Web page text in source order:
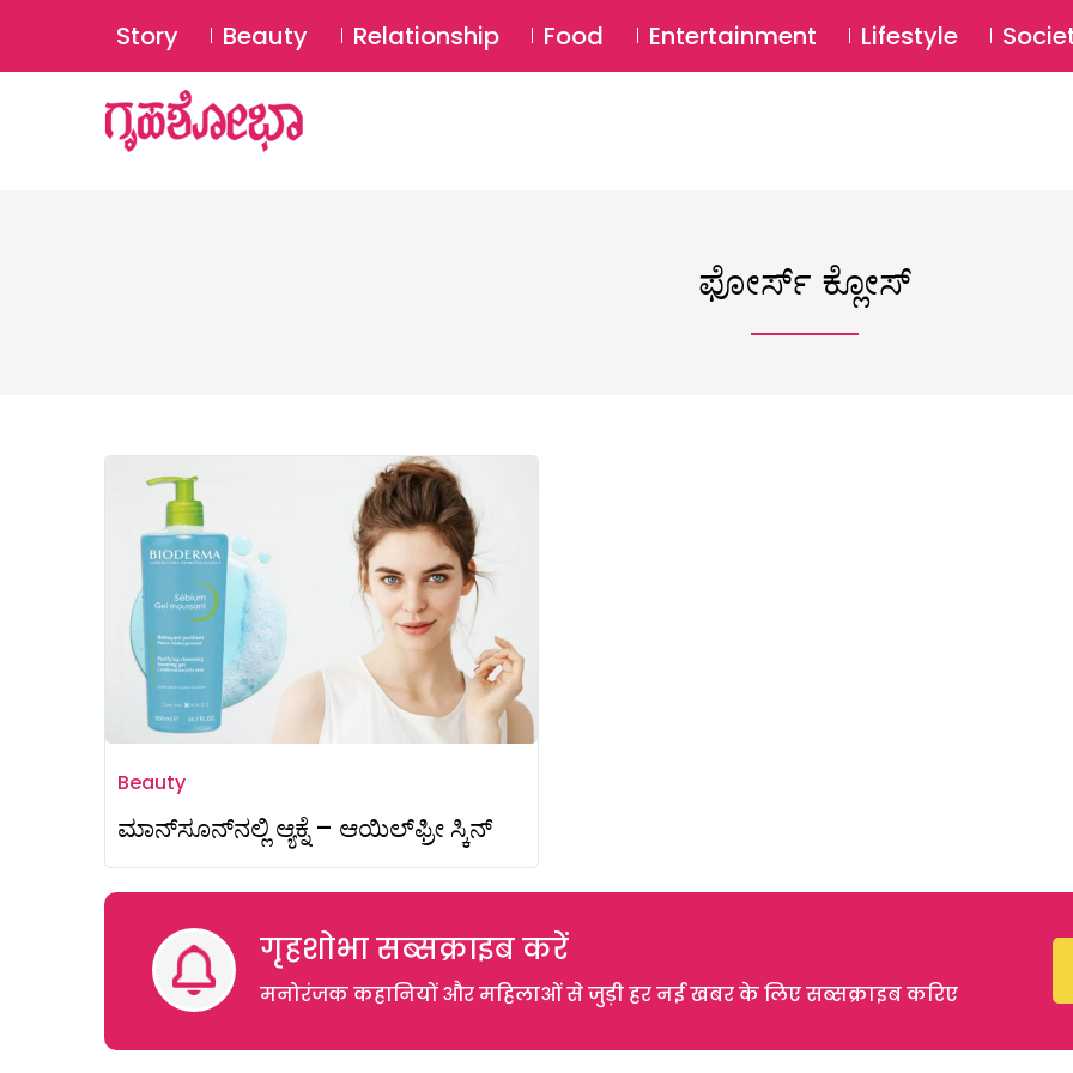
Story Beauty Relationship Food Entertainment Lifestyle
ಫೋರ್ಸ್ ಕ್ಲೋಸ್
Beauty
ಮಾನ್‌ಸೂನ್‌ನಲ್ಲಿ ಆ್ಯಕ್ನೆ – ಆಯಿಲ್‌ಫ್ರೀ ಸ್ಕಿನ್
गृहशोभा सब्सक्राइब करें
मनोरंजक कहानियों और महिलाओं से जुड़ी हर नई खबर के लिए सब्सक्राइब करिए